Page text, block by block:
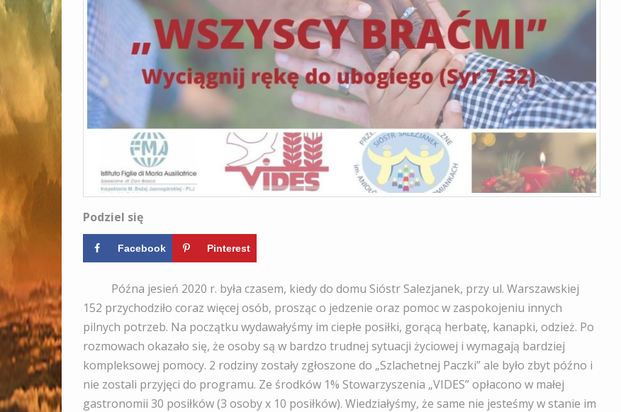
Podziel się
Facebook Pinterest
Późna jesień 2020 r. była czasem, kiedy do domu Sióstr Salezjanek, przy ul. Warszawskiej
152 przychodziło coraz więcej osób, prosząc o jedzenie oraz pomoc w zaspokojeniu innych
pilnych potrzeb. Na początku wydawałyśmy im ciepłe posiłki, gorącą herbatę, kanapki, odzież. Po
rozmowach okazało się, że osoby są w bardzo trudnej sytuacji życiowej i wymagają bardziej
kompleksowej pomocy. 2 rodziny zostały zgłoszone do „Szlachetnej Paczki” ale było zbyt późno i
nie zostali przyjęci do programu. Ze środków 1% Stowarzyszenia „VIDES” opłacono w małej
gastronomii 30 posiłków (3 osoby x 10 posiłków). Wiedziałyśmy, że same nie jesteśmy w stanie im